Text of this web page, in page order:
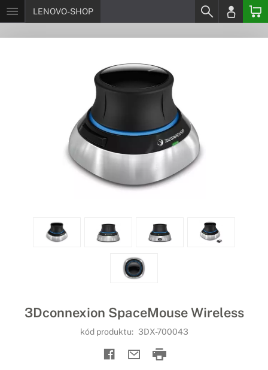
LENOVO-SHOP
3Dconnexion SpaceMouse Wireless
kód produktu: 3DX-700043